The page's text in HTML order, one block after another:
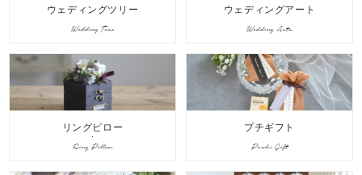
ウェディングツリー
Wedding Tree
ウェディングアート
Wedding Arts
リングピロー
Ring Pillow
プチギフト
Puchi Gift